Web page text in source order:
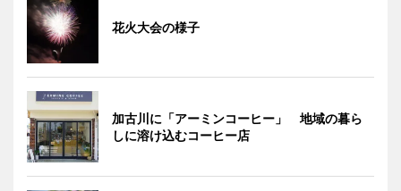
花火大会の様子
加古川に「アーミンコーヒー」 地域の暮ら
しに溶け込むコーヒー店